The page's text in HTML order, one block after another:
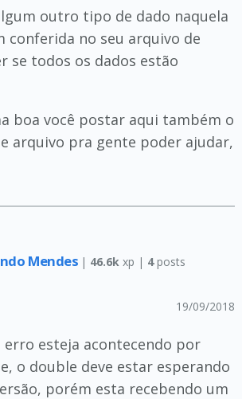
outro tipo de dado naquela
conferida no seu arquivo de
se todos os dados estão
boa você postar aqui também o
arquivo pra gente poder ajudar,
Mendes | 46.6k xp | 4posts
19/09/2018
erro esteja acontecendo por
o double deve estar esperando
porém esta recebendo um